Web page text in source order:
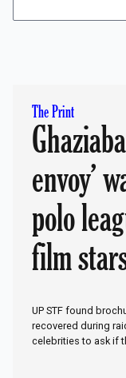
The Print
envoy’
polo
film
UP STF found
recovered during
celebrities to ask if